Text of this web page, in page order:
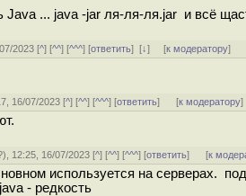
Java ... java -jar ля-ля-ля.jar и всё
2023 [^] [^^] [^^^] [ответить][↓] [к модератору]
16/07/2023 [^] [^^] [^^^] [ответить] [к модератору]
), 12:25, 16/07/2023 [^] [^^] [^^^] [ответить] [к
используется на серверах.
- редкость